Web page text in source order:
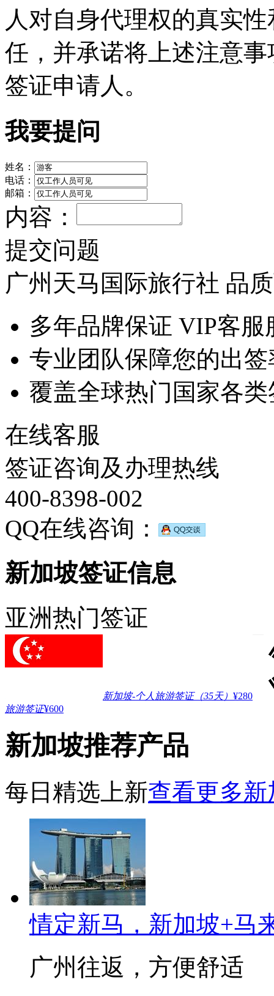
人对自身代理权的真实
任，并承诺将上述注意
签证申请人。
我要提问
姓名：
电话：
邮箱：
内容：
提交问题
广州天马国际旅行社 品
多年品牌保证 VIP客服
专业团队保障您的出签
覆盖全球热门国家各类
在线客服
签证咨询及办理热线
400-8398-002
QQ在线咨询：
新加坡签证信息
亚洲热门签证
新加坡-个人旅游签证（35天） ¥280
旅游签证¥600
新加坡推荐产品
每日精选上新查看更多
情定新马，新加坡+马
广州往返，方便舒适